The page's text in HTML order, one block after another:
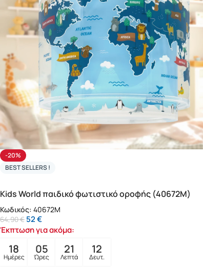
-20%
BEST SELLERS !
Kids World παιδικό φωτιστικό οροφής (40672M)
Κωδικός: 40672M
64,90€ 52€
Έκπτωση για ακόμα:
18
Ημέρες
05
Ώρες
21
Λεπτά
10
Δευτ.